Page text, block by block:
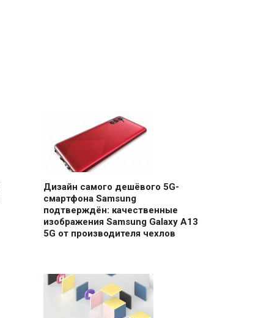
Дизайн самого дешёвого 5G-
смартфона Samsung
подтверждён: качественные
изображения Samsung Galaxy A13
5G от производителя чехлов